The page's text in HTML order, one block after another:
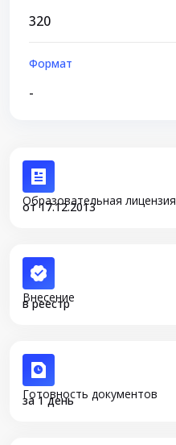
320
Формат
-
Образовательная лицензия
от 17.12.2013
Внесение
в реестр
Готовность документов
за 1 день